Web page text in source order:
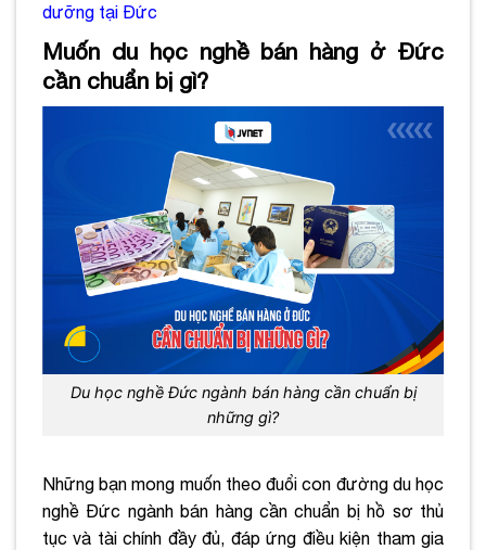
dưỡng tại Đức
Muốn du học nghề bán hàng ở Đức
cần chuẩn bị gì?
Du học nghề Đức ngành bán hàng cần chuẩn bị
những gì?
Những bạn mong muốn theo đuổi con đường du học
nghề Đức ngành bán hàng cần chuẩn bị hồ sơ thủ
tục và tài chính đầy đủ, đáp ứng điều kiện tham gia